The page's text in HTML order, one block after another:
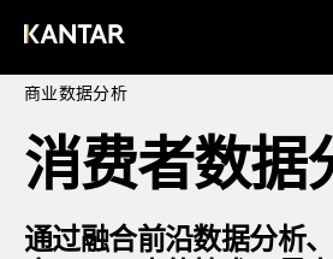
商业数据分析
消费者数据
通过融合前沿数据分析